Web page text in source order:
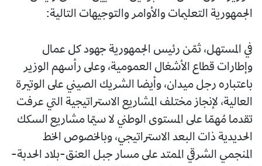
الجمهورية التعليمات والأوامر والتوجيهات التالية:
في المستهل، ثمّن رئيس الجمهورية جهود كل عمال
وإطارات قطاع الأشغال العمومية، وعلى رأسهم الوزير
باعتباره رجل ميدان، وأيضا الشريك الصيني على الوتيرة
العالية، لإنجاز مختلف المشاريع الاستراتيجية التي عرفت
تقدما مُهمّا على المستوى الوطني لا سيّما مشاريع السكك
الحديدية ذات البعد الاستراتيجي، وبالخصوص الخط
المنجمي الشرقي الممتد على مسار جبل العنق-بلاد الحدبة-